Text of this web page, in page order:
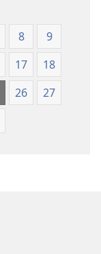
Ọkpokpọ
ọrọ
Ikereakere
Efuafo
Na
(Onọ
wariẹ
Na
(Onọ
a
wariẹ
evaọ
8
9
17
18
26
27